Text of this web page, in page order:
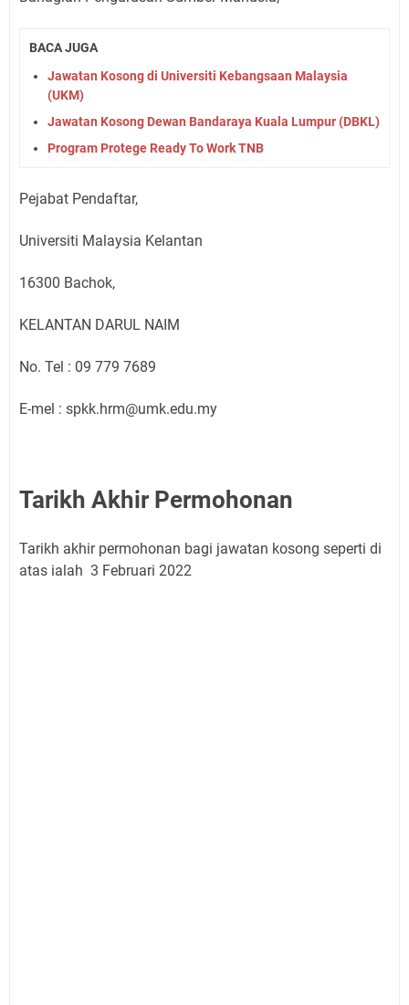
BACA JUGA
Jawatan Kosong di Universiti Kebangsaan Malaysia
(UKM)
Jawatan Kosong Dewan Bandaraya Kuala Lumpur (DBKL)
Program Protege Ready To Work TNB
Pejabat Pendaftar,
Universiti Malaysia Kelantan
16300 Bachok,
KELANTAN DARUL NAIM
No. Tel : 09 779 7689
E-mel : spkk.hrm@umk.edu.my
Tarikh Akhir Permohonan
Tarikh akhir permohonan bagi jawatan kosong seperti di
atas ialah 3 Februari 2022